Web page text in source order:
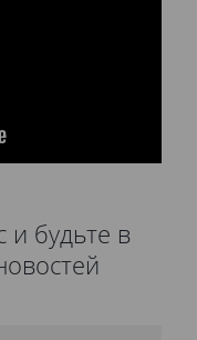
будьте в